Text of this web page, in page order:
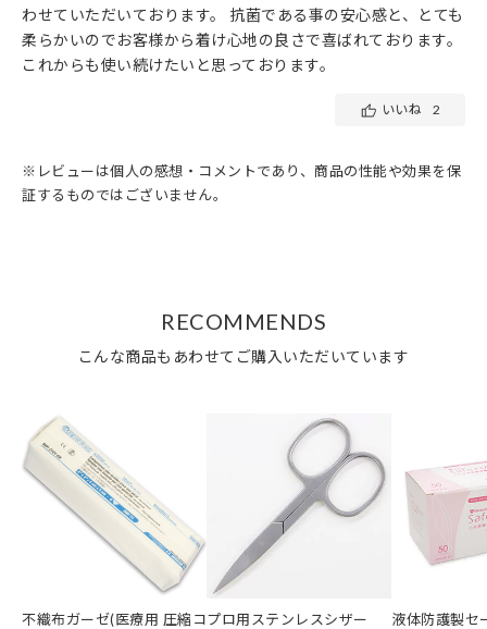
わせていただいております。 抗菌である事の安心感と、とても
柔らかいのでお客様から着け心地の良さで喜ばれております。
これからも使い続けたいと思っております。
いいね 2
※レビューは個人の感想・コメントであり、商品の性能や効果を保
証するものではございません。
RECOMMENDS
こんな商品もあわせてご購入いただいています
不織布ガーゼ(医療用 圧縮コプロ用ステンレスシザー
液体防護製セ